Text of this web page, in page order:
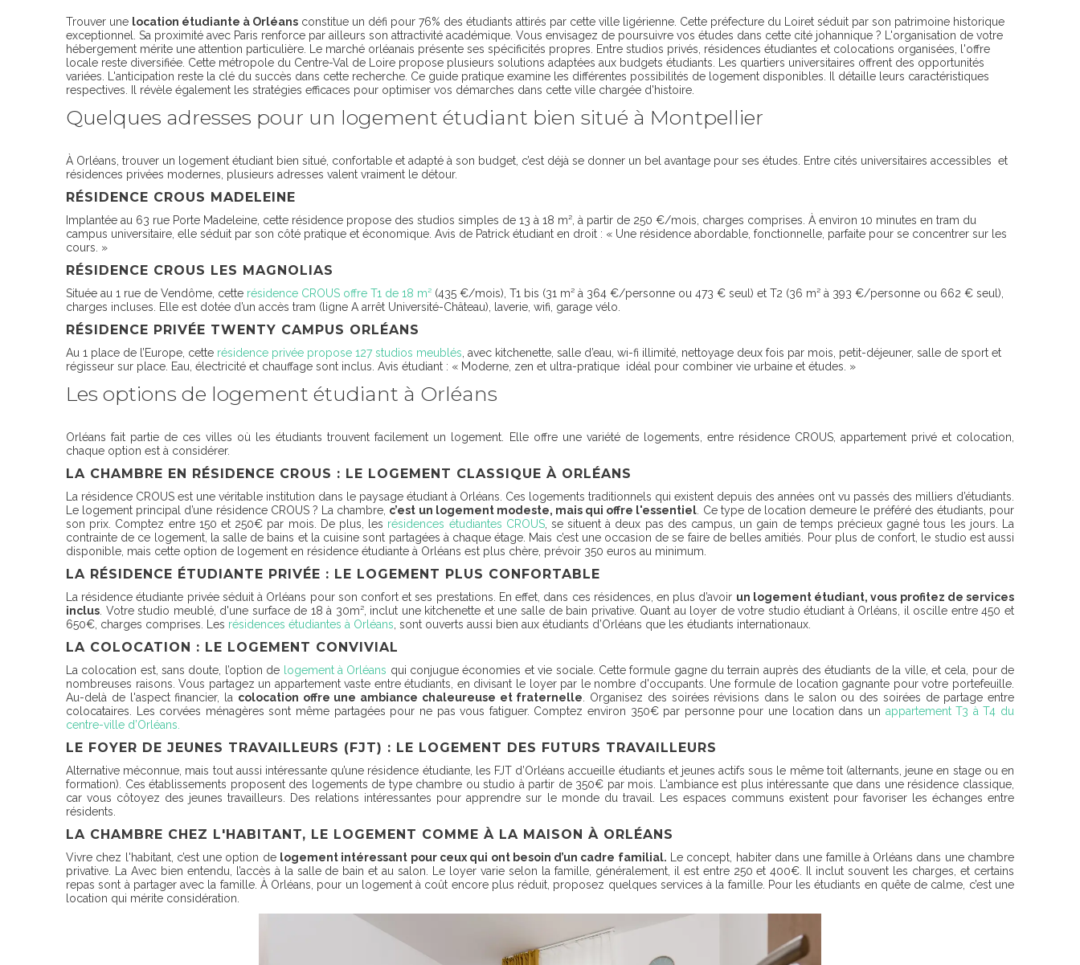
Trouver une location étudiante à Orléans constitue un défi pour 76% des étudiants attirés par cette ville ligérienne. Cette préfecture du Loiret séduit par son patrimoine historique
exceptionnel. Sa proximité avec Paris renforce par ailleurs son attractivité académique. Vous envisagez de poursuivre vos études dans cette cité johannique ? L'organisation de votre
hébergement mérite une attention particulière. Le marché orléanais présente ses spécificités propres. Entre studios privés, résidences étudiantes et colocations organisées, l'offre
locale reste diversifiée. Cette métropole du Centre-Val de Loire propose plusieurs solutions adaptées aux budgets étudiants. Les quartiers universitaires offrent des opportunités
variées. L'anticipation reste la clé du succès dans cette recherche. Ce guide pratique examine les différentes possibilités de logement disponibles. Il détaille leurs caractéristiques
respectives. Il révèle également les stratégies efficaces pour optimiser vos démarches dans cette ville chargée d'histoire.
Quelques adresses pour un logement étudiant bien situé à Montpellier
À Orléans, trouver un logement étudiant bien situé, confortable et adapté à son budget, c’est déjà se donner un bel avantage pour ses études. Entre cités universitaires accessibles et
résidences privées modernes, plusieurs adresses valent vraiment le détour.
RÉSIDENCE CROUS MADELEINE
Implantée au 63 rue Porte Madeleine, cette résidence propose des studios simples de 13 à 18 m², à partir de 250 €/mois, charges comprises. À environ 10 minutes en tram du
campus universitaire, elle séduit par son côté pratique et économique. Avis de Patrick étudiant en droit : « Une résidence abordable, fonctionnelle, parfaite pour se concentrer sur les
cours. »
RÉSIDENCE CROUS LES MAGNOLIAS
Située au 1 rue de Vendôme, cette résidence CROUS offre T1 de 18 m² (435 €/mois), T1 bis (31 m² à 364 €/personne ou 473 € seul) et T2 (36 m² à 393 €/personne ou 662 € seul),
charges incluses. Elle est dotée d’un accès tram (ligne A arrêt Université-Château), laverie, wifi, garage vélo.
RÉSIDENCE PRIVÉE TWENTY CAMPUS ORLÉANS
Au 1 place de l’Europe, cette résidence privée propose 127 studios meublés , avec kitchenette, salle d’eau, wi-fi illimité, nettoyage deux fois par mois, petit-déjeuner, salle de sport et
régisseur sur place. Eau, électricité et chauffage sont inclus. Avis étudiant : « Moderne, zen et ultra-pratique idéal pour combiner vie urbaine et études. »
Les options de logement étudiant à Orléans
Orléans fait partie de ces villes où les étudiants trouvent facilement un logement. Elle offre une variété de logements, entre résidence CROUS, appartement privé et colocation,
chaque option est à considérer.
LA CHAMBRE EN RÉSIDENCE CROUS : LE LOGEMENT CLASSIQUE À ORLÉANS
La résidence CROUS est une véritable institution dans le paysage étudiant à Orléans. Ces logements traditionnels qui existent depuis des années ont vu passés des milliers d’étudiants.
Le logement principal d’une résidence CROUS ? La chambre, c’est un logement modeste, mais qui offre l'essentiel . Ce type de location demeure le préféré des étudiants, pour
son prix. Comptez entre 150 et 250€ par mois. De plus, les résidences étudiantes CROUS, se situent à deux pas des campus, un gain de temps précieux gagné tous les jours. La
contrainte de ce logement, la salle de bains et la cuisine sont partagées à chaque étage. Mais c’est une occasion de se faire de belles amitiés. Pour plus de confort, le studio est aussi
disponible, mais cette option de logement en résidence étudiante à Orléans est plus chère, prévoir 350 euros au minimum.
LA RÉSIDENCE ÉTUDIANTE PRIVÉE : LE LOGEMENT PLUS CONFORTABLE
La résidence étudiante privée séduit à Orléans pour son confort et ses prestations. En effet, dans ces résidences, en plus d’avoir un logement étudiant, vous profitez de services
inclus . Votre studio meublé, d'une surface de 18 à 30m², inclut une kitchenette et une salle de bain privative. Quant au loyer de votre studio étudiant à Orléans, il oscille entre 450 et
650€, charges comprises. Les résidences étudiantes à Orléans , sont ouverts aussi bien aux étudiants d’Orléans que les étudiants internationaux.
LA COLOCATION : LE LOGEMENT CONVIVIAL
La colocation est, sans doute, l’option de logement à Orléans qui conjugue économies et vie sociale. Cette formule gagne du terrain auprès des étudiants de la ville, et cela, pour de
nombreuses raisons. Vous partagez un appartement vaste entre étudiants, en divisant le loyer par le nombre d'occupants. Une formule de location gagnante pour votre portefeuille.
Au-delà de l'aspect financier, la colocation offre une ambiance chaleureuse et fraternelle . Organisez des soirées révisions dans le salon ou des soirées de partage entre
colocataires. Les corvées ménagères sont même partagées pour ne pas vous fatiguer. Comptez environ 350€ par personne pour une location dans un appartement T3 à T4 du
centre-ville d’Orléans.
LE FOYER DE JEUNES TRAVAILLEURS (FJT) : LE LOGEMENT DES FUTURS TRAVAILLEURS
Alternative méconnue, mais tout aussi intéressante qu’une résidence étudiante, les FJT d’Orléans accueille étudiants et jeunes actifs sous le même toit (alternants, jeune en stage ou en
formation). Ces établissements proposent des logements de type chambre ou studio à partir de 350€ par mois. L'ambiance est plus intéressante que dans une résidence classique,
car vous côtoyez des jeunes travailleurs. Des relations intéressantes pour apprendre sur le monde du travail. Les espaces communs existent pour favoriser les échanges entre
résidents.
LA CHAMBRE CHEZ L'HABITANT, LE LOGEMENT COMME À LA MAISON À ORLÉANS
Vivre chez l'habitant, c’est une option de logement intéressant pour ceux qui ont besoin d’un cadre familial. Le concept, habiter dans une famille à Orléans dans une chambre
privative. La Avec bien entendu, l’accès à la salle de bain et au salon. Le loyer varie selon la famille, généralement, il est entre 250 et 400€. Il inclut souvent les charges, et certains
repas sont à partager avec la famille. À Orléans, pour un logement à coût encore plus réduit, proposez quelques services à la famille. Pour les étudiants en quête de calme, c’est une
location qui mérite considération.